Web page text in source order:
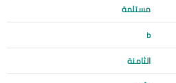
مستلمة
b
الثامنة